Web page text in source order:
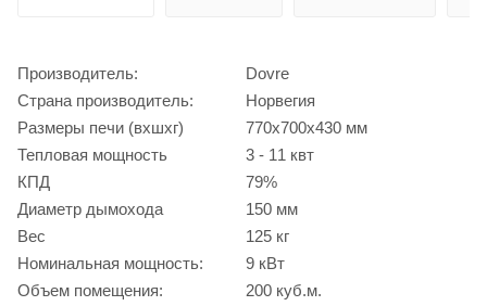
Производитель:
Dovre
Страна производитель:
Норвегия
Размеры печи (вхшхг)
770х700х430 мм
Тепловая мощность
3 - 11 квт
КПД
79%
Диаметр дымохода
150 мм
Вес
125 кг
Номинальная мощность:
9 кВт
Объем помещения:
200 куб.м.